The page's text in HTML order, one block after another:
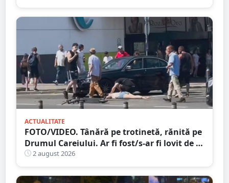
ACTUALITATE
FOTO/VIDEO. Tânără pe trotinetă, rănită pe
Drumul Careiului. Ar fi fost/s-ar fi lovit de o
mașină
2 august 2026